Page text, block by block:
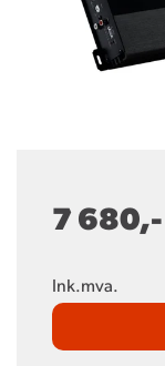
7 680,-
Ink.mva.